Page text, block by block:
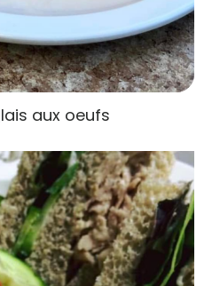
aux oeufs